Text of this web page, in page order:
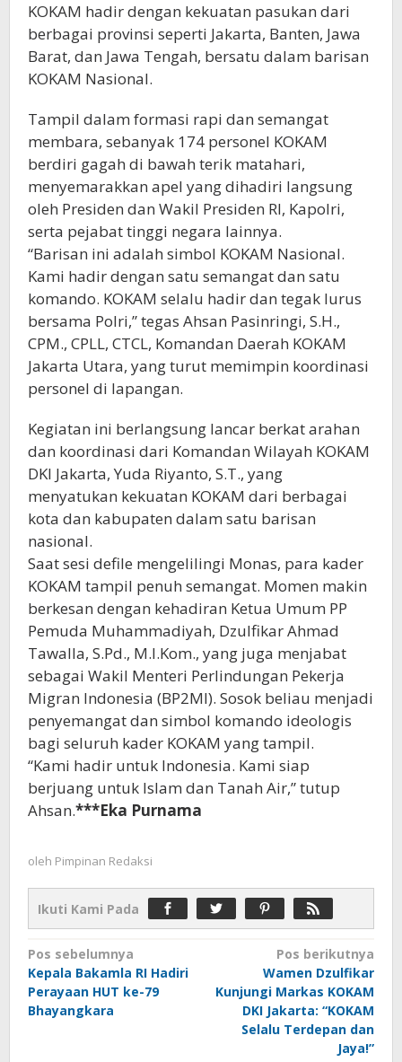
KOKAM hadir dengan kekuatan pasukan dari
berbagai provinsi seperti Jakarta, Banten, Jawa
Barat, dan Jawa Tengah, bersatu dalam barisan
KOKAM Nasional.
Tampil dalam formasi rapi dan semangat
membara, sebanyak 174 personel KOKAM
berdiri gagah di bawah terik matahari,
menyemarakkan apel yang dihadiri langsung
oleh Presiden dan Wakil Presiden RI, Kapolri,
serta pejabat tinggi negara lainnya.
“Barisan ini adalah simbol KOKAM Nasional.
Kami hadir dengan satu semangat dan satu
komando. KOKAM selalu hadir dan tegak lurus
bersama Polri,” tegas Ahsan Pasinringi, S.H.,
CPM., CPLL, CTCL, Komandan Daerah KOKAM
Jakarta Utara, yang turut memimpin koordinasi
personel di lapangan.
Kegiatan ini berlangsung lancar berkat arahan
dan koordinasi dari Komandan Wilayah KOKAM
DKI Jakarta, Yuda Riyanto, S.T., yang
menyatukan kekuatan KOKAM dari berbagai
kota dan kabupaten dalam satu barisan
nasional.
Saat sesi defile mengelilingi Monas, para kader
KOKAM tampil penuh semangat. Momen makin
berkesan dengan kehadiran Ketua Umum PP
Pemuda Muhammadiyah, Dzulfikar Ahmad
Tawalla, S.Pd., M.I.Kom., yang juga menjabat
sebagai Wakil Menteri Perlindungan Pekerja
Migran Indonesia (BP2MI). Sosok beliau menjadi
penyemangat dan simbol komando ideologis
bagi seluruh kader KOKAM yang tampil.
“Kami hadir untuk Indonesia. Kami siap
berjuang untuk Islam dan Tanah Air,” tutup
Ahsan.***Eka Purnama
oleh Pimpinan Redaksi
Ikuti Kami Pada
Navigasi
pos
Pos sebelumnya
Kepala Bakamla RI Hadiri
Perayaan HUT ke-79
Bhayangkara
Pos berikutnya
Wamen Dzulfikar
Kunjungi Markas KOKAM
DKI Jakarta: “KOKAM
Selalu Terdepan dan
Jaya!”